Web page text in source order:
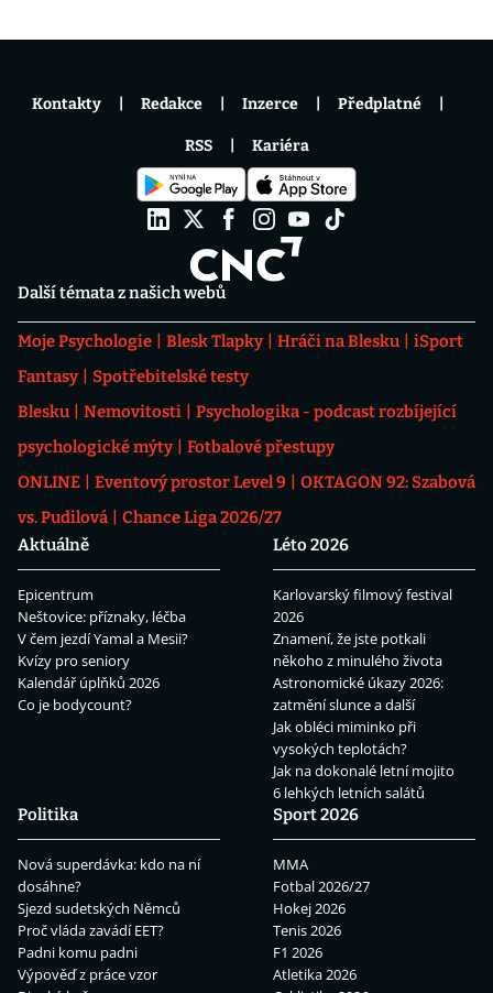
Další témata z našich webů
Moje Psychologie Blesk Tlapky Hráči na Blesku
iSport
Fantasy
Spotřebitelské testy
Blesku
Nemovitosti
Psychologika - podcast rozbíjející
psychologické mýty
Fotbalové přestupy
ONLINE
Eventový prostor Level 9
OKTAGON 92: Szabová
vs. Pudilová
Chance Liga 2026/27
Aktuálně
Epicentrum
Neštovice: příznaky, léčba
V čem jezdí Yamal a Mesii?
Kvízy pro seniory
Kalendář úplňků 2026
Co je bodycount?
Léto 2026
Karlovarský filmový festival
2026
Znamení, že jste potkali
někoho z minulého života
Astronomické úkazy 2026:
zatmění slunce a další
Jak obléci miminko při
vysokých teplotách?
Jak na dokonalé letní mojito
6 lehkých letních salátů
Politika
Nová superdávka: kdo na ní
dosáhne?
Sjezd sudetských Němců
Proč vláda zavádí EET?
Padni komu padni
Výpověď z práce vzor
Sport 2026
MMA
Fotbal 2026/27
Hokej 2026
Tenis 2026
F1 2026
Atletika 2026
Kontakty Redakce Inzerce Předplatné
RSS Kariéra